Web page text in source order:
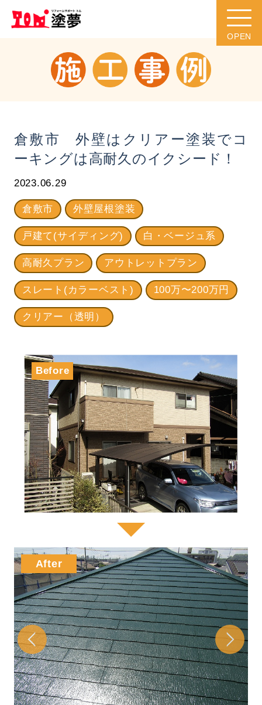
倉敷市 外壁はクリアー塗装でコ
ーキングは高耐久のイクシード！
2023.06.29
倉敷市 外壁屋根塗装
戸建て(サイディング) 白・ベージュ系
高耐久プラン アウトレットプラン
スレート(カラーベスト) 100万〜200万円
クリアー（透明）